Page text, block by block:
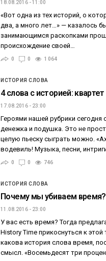
18.08.2016 - 11:00
«Вот одна из тех историй, о
два, а много лет…» — казалось
занимающимся раскопками
происхождение своей…
0 0 1 064
ИСТОРИЯ СЛОВА
4 слова с историей:
17.08.2016 - 23:00
Героями нашей рубрики сегодня
денежка и подушка. Это не
целую пьеску сыграть можно.
водевиль! Музыка, песни,
0 0 746
ИСТОРИЯ СЛОВА
Почему мы убиваем время?
11.08.2016 - 23:00
У вас есть время? Тогда
History Time прикоснуться к
какова история слова время,
смысл. «Восемьдесят три